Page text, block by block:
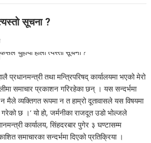
सूचना ?
प्रधानमन्त्री तथा मन्त्रिपरिषद् कार्यालयमा भएको मेरो
समाचार प्रकाशन गरिरहेका छन् । यस सन्दर्भमा
मैले व्यक्तिगत रूपमा न त हाम्रो दूतावासले यस विषयमा
छ ।’ यो हो, जर्मनीका राजदूत उडो भोल्जले
कार्यालय, सिंहदरबार पुगेर ३ घण्टासम्म
समाचारका सन्दर्भमा दिएको प्रतिक्रिया ।